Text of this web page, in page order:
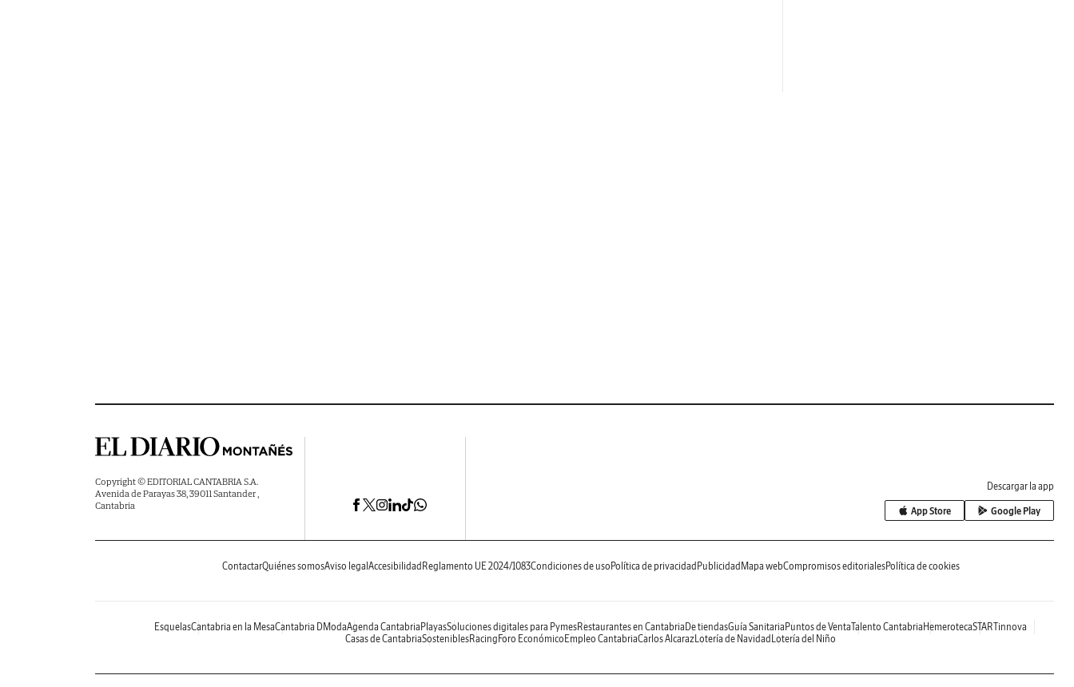
Copyright © EDITORIAL CANTABRIA S.A.
Avenida de Parayas 38, 39011 Santander ,
Cantabria
Descargar la app
App Store Google Play
ContactarQuiénes somosAviso legal Accesibilidad Reglamento UE 2024/1083Condiciones de uso Política de privacidad Publicidad Mapa webCompromisos editorialesPolítica de cookies
EsquelasCantabria en la MesaCantabria DModaAgenda Cantabria PlayasSoluciones digitales para PymesRestaurantes en Cantabria De tiendasGuía Sanitaria Puntos de VentaTalento Cantabria HemerotecaSTARTinnova
Casas de CantabriaSosteniblesRacing Foro Económico Empleo CantabriaCarlos AlcarazLotería de Navidad Lotería del Niño